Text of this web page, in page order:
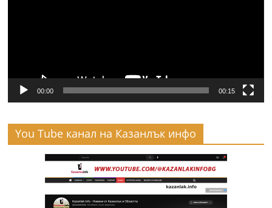
00:00 00:15
You Tube канал на Казанлък инфо